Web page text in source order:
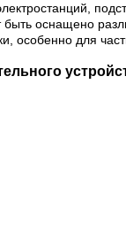
оснащено
особенно для